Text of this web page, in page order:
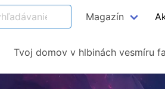
Magazín
Tvoj domov v hlbinách vesmíru